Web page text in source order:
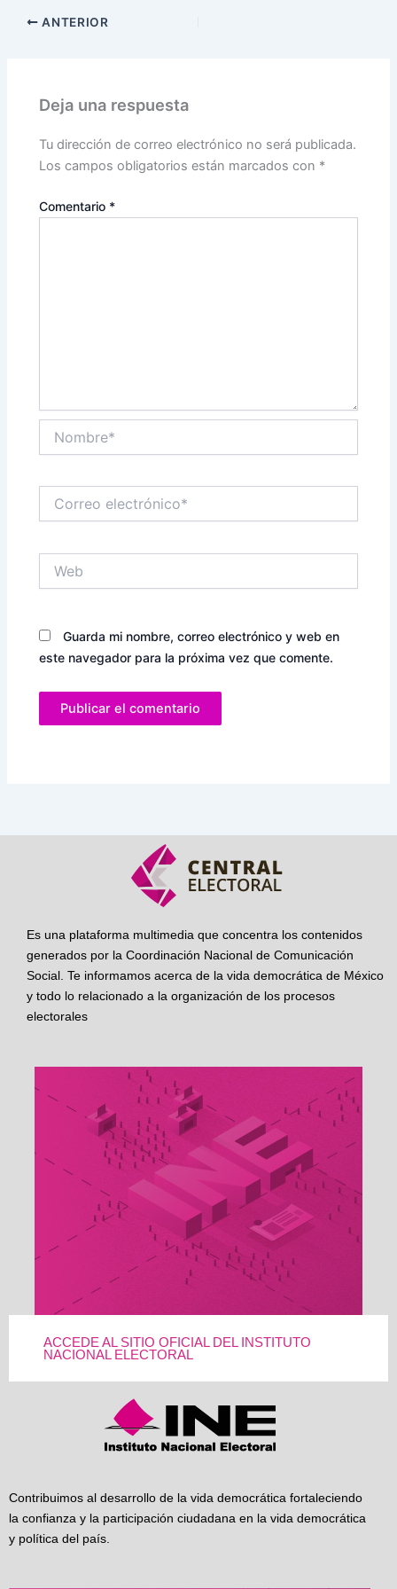
ANTERIOR
Deja una respuesta
Tu dirección de correo electrónico no será publicada.
Los campos obligatorios están marcados con *
Comentario *
electrónico*
Guarda mi nombre, correo electrónico y web en
este navegador para la próxima vez que comente.
Es una plataforma multimedia que concentra los contenidos
generados por la Coordinación Nacional de Comunicación
Social. Te informamos acerca de la vida democrática de México
y todo lo relacionado a la organización de los procesos
electorales
ACCEDE AL SITIO OFICIAL DEL INSTITUTO
NACIONAL ELECTORAL
Contribuimos al desarrollo de la vida democrática fortaleciendo
la confianza y la participación ciudadana en la vida democrática
y política del país.